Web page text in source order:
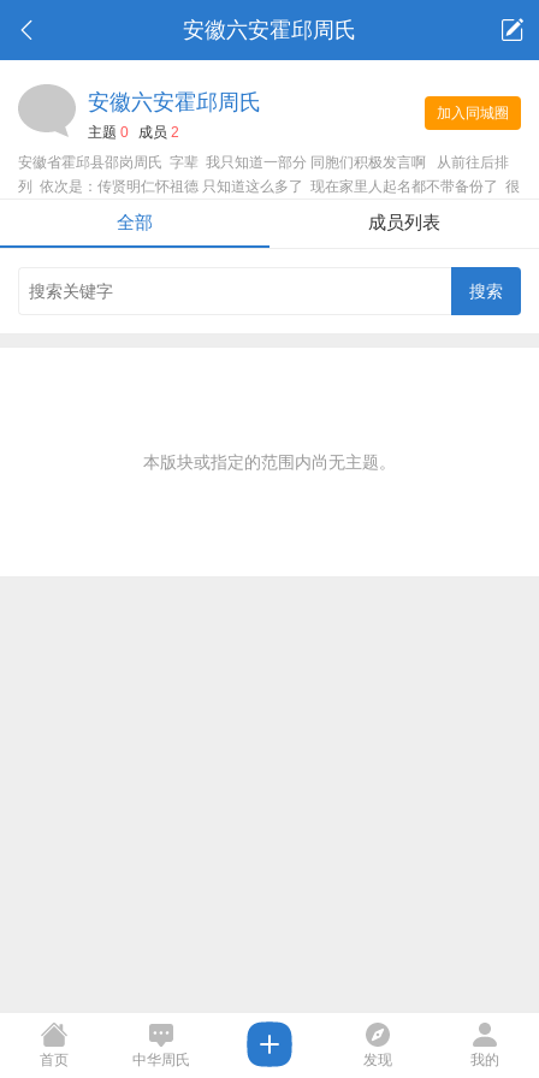
安徽六安霍邱周氏
加入同城圈
安徽六安霍邱周氏
主题 0 成员 2
安徽省霍邱县邵岗周氏 字辈 我只知道一部分 同胞们积极发言啊 从前往后排
列 依次是：传贤明仁怀祖德 只知道这么多了 现在家里人起名都不带备份了 很
多人都不清楚自己后两三辈的辈分............
全部 成员列表
本版块或指定的范围内尚无主题。
首页 中华周氏 发现 我的